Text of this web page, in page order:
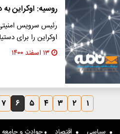
روسیه: اوکراین
رئیس سرویس
اوکراین را برای
۱۳ اسفند ۱۴۰۰
۱ ۲ ۳ ۴ ۵ ۶ ۷